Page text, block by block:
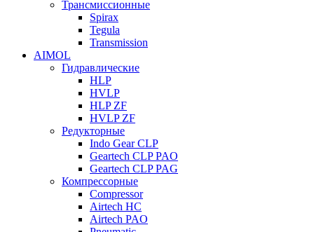
Трансмиссионные
Spirax
Tegula
Transmission
AIMOL
Гидравлические
HLP
HVLP
HLP ZF
HVLP ZF
Редукторные
Indo Gear CLP
Geartech CLP PAO
Geartech CLP PAG
Компрессорные
Compressor
Airtech HC
Airtech PAO